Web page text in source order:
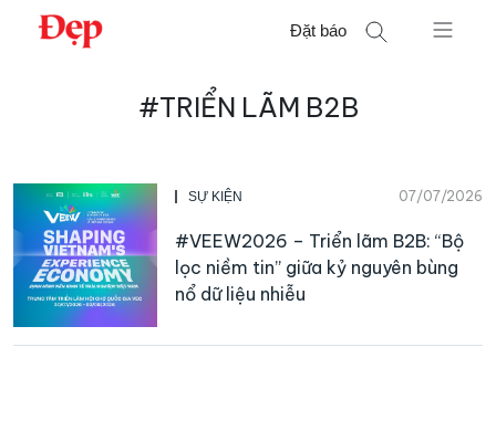
Chuyển
Đặt báo
#TRIỂN LÃM B2B
SỰ KIỆN 07/07/2026
#VEEW2026 – Triển lãm B2B: “Bộ
lọc niềm tin” giữa kỷ nguyên bùng
nổ dữ liệu nhiễu